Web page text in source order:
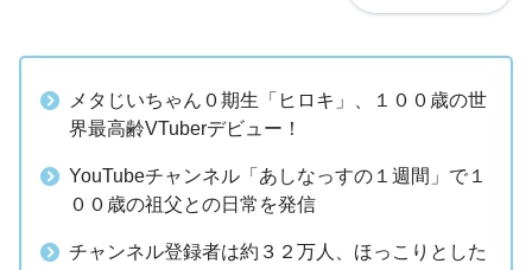
メタじいちゃん０期生「ヒロキ」、１００歳の世
界最高齢VTuberデビュー！
YouTubeチャンネル「あしなっすの１週間」で１
００歳の祖父との日常を発信
チャンネル登録者は約３２万人、ほっこりとした